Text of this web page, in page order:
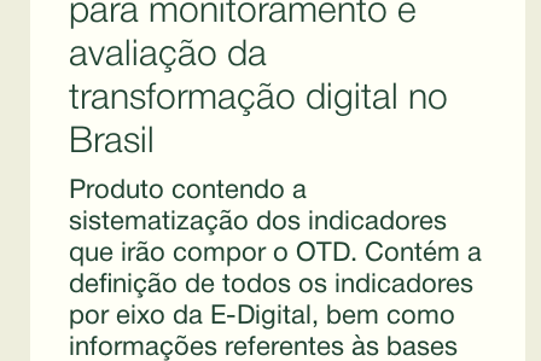
para monitoramento e
avaliação da
transformação digital no
Brasil
Produto contendo a
sistematização dos indicadores
que irão compor o OTD. Contém a
definição de todos os indicadores
por eixo da E-Digital, bem como
informações referentes às bases